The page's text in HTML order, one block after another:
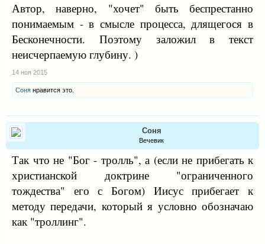
Автор, наверно, "хочет" быть беспрестанно
понимаемым - в смысле процесса, длящегося в
Бесконечности. Поэтому заложил в текст
неисчерпаемую глубину. )
14 ноя 2015
Соня нравится это.
Соня
Вечевик
Так что не "Бог - тролль", а (если не прибегать к
христианской доктрине "ограниченного
тождества" его с Богом) Иисус прибегает к
методу передачи, который я условно обозначаю
как "троллинг".